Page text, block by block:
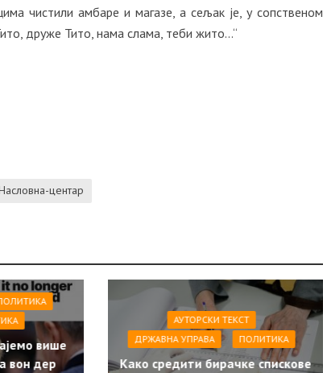
чистили амбаре и магазе, а сељак је, у сопственом
друже Тито, нама слама, теби жито…“
центар
више
вон дер
АУТОРСКИ ТЕКСТ
ДРЖАВНА УПРАВА
ПОЛИТИКА
Како средити бирачке спискове